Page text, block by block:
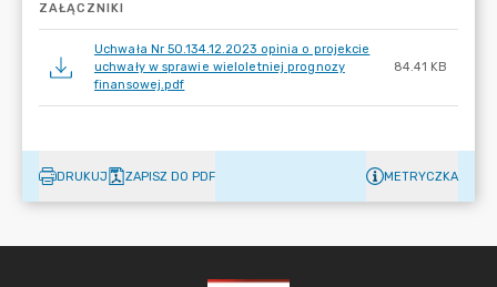
ZAŁĄCZNIKI
Uchwała Nr 50.134.12.2023 opinia o projekcie
uchwały w sprawie wieloletniej prognozy
finansowej.pdf
84.41 KB
DRUKUJ ZAPISZ DO PDF METRYCZKA